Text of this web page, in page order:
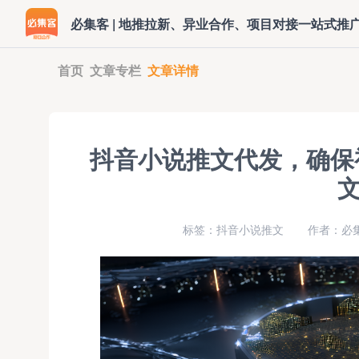
必集客 | 地推拉新、异业合作、项目对接一站式推
首页 文章专栏 文章详情
抖音小说推文代发，确
标签：抖音小说推文 作者：必